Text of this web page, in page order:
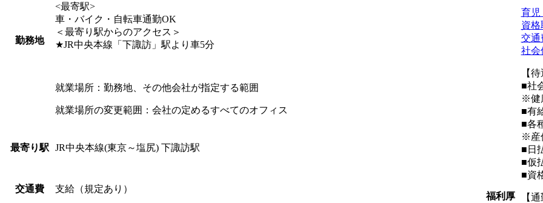
勤務地
<最寄駅>
車・バイク・自転車通勤OK
＜最寄り駅からのアクセス＞
★JR中央本線「下諏訪」駅より車5分
就業場所：勤務地、その他会社が指定する範囲
就業場所の変更範囲：会社の定めるすべてのオフィス
最寄り駅 JR中央本線(東京～塩尻) 下諏訪駅
交通費 支給（規定あり）
福利厚
育児
資格
交通
社会
【
■社
※健
■有
■各
※産
■日
■仮
■資
【